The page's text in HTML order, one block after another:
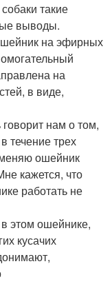
такие
выводы.
на эфирных
на
в виде,
нам о том,
течение трех
ошейник
кажется, что
работать не
в этом ошейнике,
кусачих